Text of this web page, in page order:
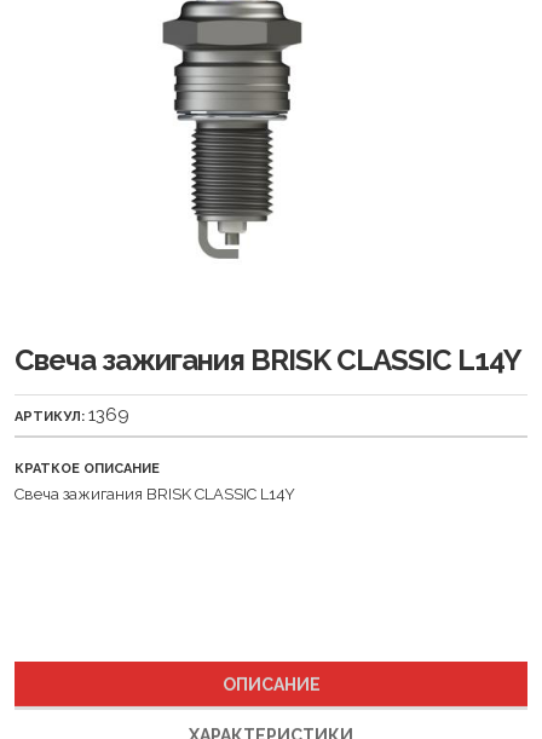
Свеча зажигания BRISK CLASSIC L14Y
АРТИКУЛ: 1369
КРАТКОЕ ОПИСАНИЕ
Свеча зажигания BRISK CLASSIC L14Y
ХАРАКТЕРИСТИКИ